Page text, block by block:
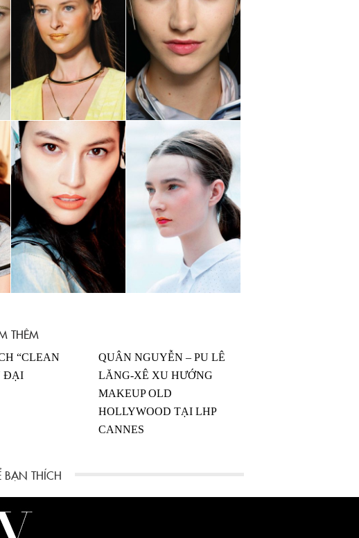
THÊM
“CLEAN
ĐẠI
QUÂN NGUYỄN – PU LÊ
LĂNG-XÊ XU HƯỚNG
MAKEUP OLD
HOLLYWOOD TẠI LHP
CANNES